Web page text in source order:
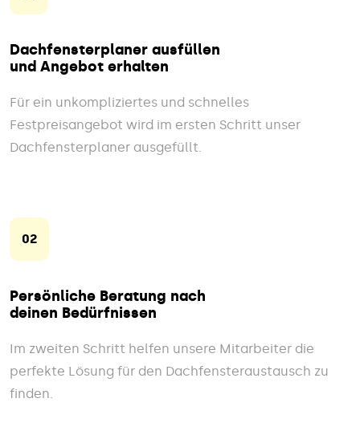
Dachfensterplaner ausfüllen
und Angebot erhalten
Für ein unkompliziertes und schnelles
Festpreisangebot wird im ersten Schritt unser
Dachfensterplaner ausgefüllt.
02
Persönliche Beratung nach
deinen Bedürfnissen
Im zweiten Schritt helfen unsere Mitarbeiter die
perfekte Lösung für den Dachfensteraustausch zu
finden.